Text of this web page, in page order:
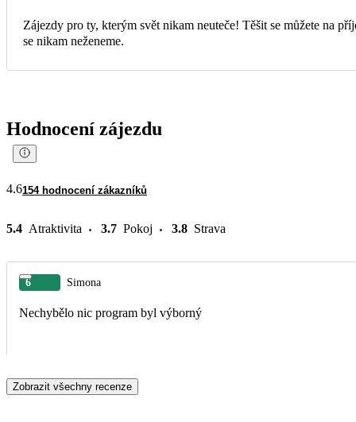
Zájezdy pro ty, kterým svět nikam neuteče! Těšit se můžete na
se nikam neženeme.
Hodnocení zájezdu
4.6154 hodnocení zákazníků
5.4 Atraktivita 3.7 Pokoj 3.8 Strava
6 Simona
Nechybělo nic program byl výborný
Zobrazit všechny recenze